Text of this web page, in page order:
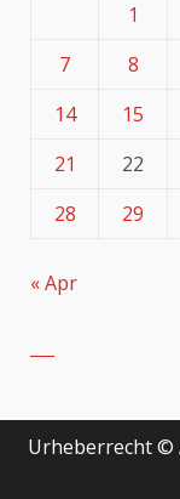
1
7
8
14
15
21
22
28
29
« Apr
Urheberrecht ©